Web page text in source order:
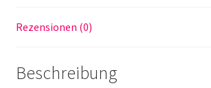
Rezensionen (0)
Beschreibung